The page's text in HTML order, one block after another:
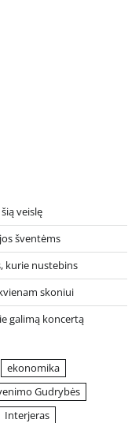
veislę
šventėms
kurie nustebins
skoniui
galimą koncertą
ekonomika
Gudrybės
Interjeras